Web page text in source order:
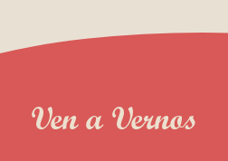
Ven a Vernos